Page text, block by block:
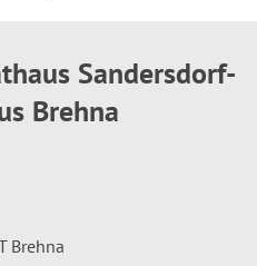
Sandersdorf-
Brehna
Brehna